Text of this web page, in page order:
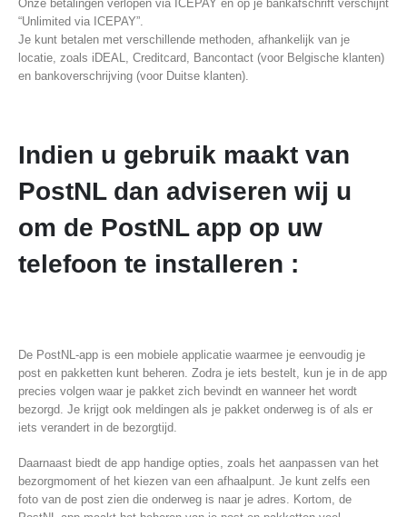
Onze betalingen verlopen via ICEPAY en op je bankafschrift verschijnt
“Unlimited via ICEPAY”.
Je kunt betalen met verschillende methoden, afhankelijk van je
locatie, zoals iDEAL, Creditcard, Bancontact (voor Belgische klanten)
en bankoverschrijving (voor Duitse klanten).
Indien u gebruik maakt van
PostNL dan adviseren wij u
om de PostNL app op uw
telefoon te installeren :
De PostNL-app is een mobiele applicatie waarmee je eenvoudig je
post en pakketten kunt beheren. Zodra je iets bestelt, kun je in de app
precies volgen waar je pakket zich bevindt en wanneer het wordt
bezorgd. Je krijgt ook meldingen als je pakket onderweg is of als er
iets verandert in de bezorgtijd.
Daarnaast biedt de app handige opties, zoals het aanpassen van het
bezorgmoment of het kiezen van een afhaalpunt. Je kunt zelfs een
foto van de post zien die onderweg is naar je adres. Kortom, de